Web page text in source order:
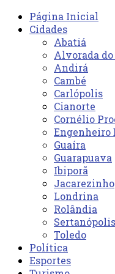
Página Inicial
Cidades
Abatiá
Alvorada do
Andirá
Cambé
Carlópolis
Cianorte
Cornélio
Engenheiro
Guaíra
Guarapuava
Ibiporã
Jacarezinho
Londrina
Rolândia
Sertanópolis
Toledo
Política
Esportes